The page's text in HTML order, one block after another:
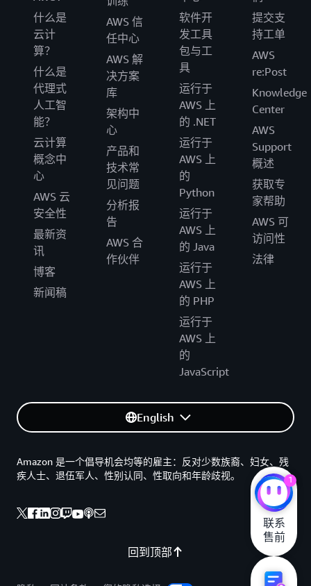
什么是
云计
算？
什么是
代理式
人工智
能？
云计算
概念中
心
AWS 云
安全性
最新资
讯
博客
新闻稿
AWS 信
任中心
AWS 解
决方案
库
架构中
心
产品和
技术常
见问题
分析报
告
AWS 合
作伙伴
软件开
发工具
包与工
具
运行于
AWS 上
的 .NET
运行于
AWS 上
的
Python
运行于
AWS 上
的 Java
运行于
AWS 上
的 PHP
运行于
AWS 上
的
JavaScript
提交支
持工单
AWS
re:Post
Knowledge
Center
AWS
Support
概述
获取专
家帮助
AWS 可
访问性
法律
English
回到顶部
Amazon 是一个倡导机会均等的雇主：反对少数族裔、妇女、残
疾人士、退伍军人、性别认同、性取向和年龄歧视。
1
联系
售前